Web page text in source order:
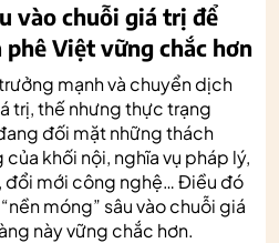
vào chuỗi giá trị để
Việt vững chắc hơn
mạnh và chuyển dịch
trị, thế nhưng thực trạng
đối mặt những thách
khối nội, nghĩa vụ pháp lý,
đổi mới công nghệ… Điều đó
móng” sâu vào chuỗi giá
này vững chắc hơn.